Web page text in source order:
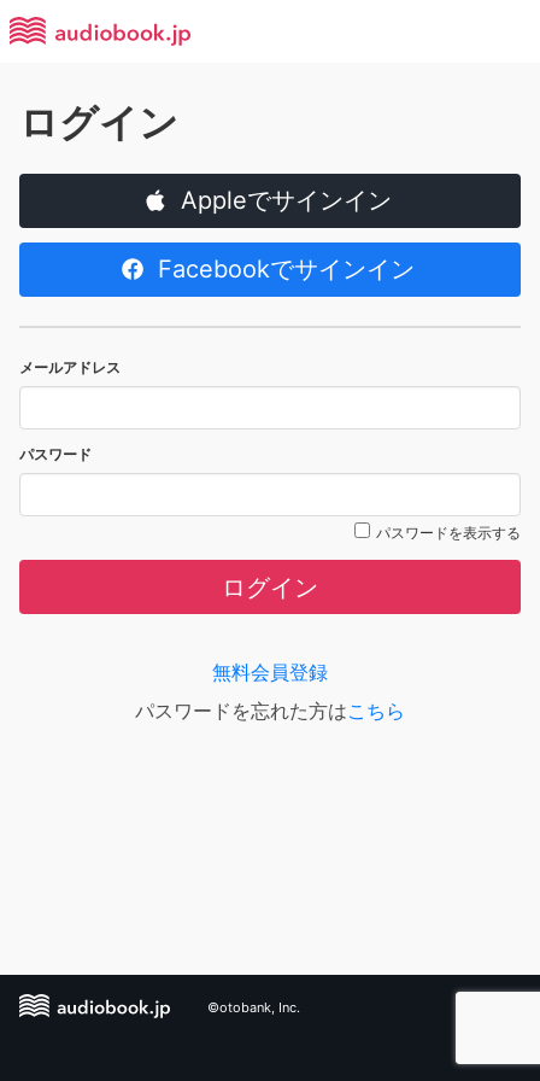
ログイン
Appleでサインイン
Facebookでサインイン
メールアドレス
パスワード
パスワードを表示する
ログイン
無料会員登録
パスワードを忘れた方はこちら
©otobank, Inc.